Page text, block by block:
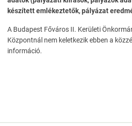
készített emlékeztetők, pályázat
A Budapest Főváros II. Kerületi
Központnál nem keletkezik ebben a
információ.